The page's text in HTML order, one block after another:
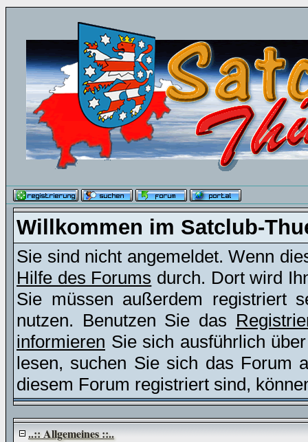
Willkommen im Satclub-
Sie sind nicht angemeldet. Wenn
Hilfe des Forums durch. Dort wird
Sie müssen außerdem registriert
nutzen. Benutzen Sie das
informieren Sie sich ausführlich
lesen, suchen Sie sich das Forum
diesem Forum registriert sind,
..:: Allgemeines ::..